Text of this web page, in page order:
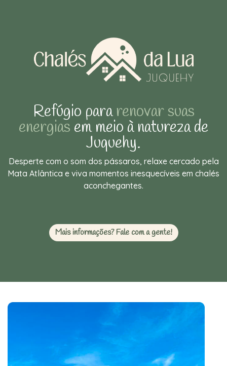
Refúgio pararenovar suas
energias em meio à natureza de
Juquehy.
Desperte com o som dos pássaros, relaxe cercado pela
Mata Atlântica e viva momentos inesquecíveis em chalés
aconchegantes.
Mais informações? Fale com a gente!